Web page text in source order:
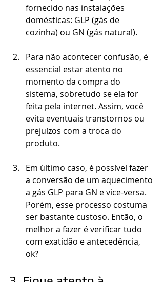
fornecido nas instalações
domésticas: GLP (gás de
cozinha) ou GN (gás natural).
Para não acontecer confusão, é
essencial estar atento no
momento da compra do
sistema, sobretudo se ela for
feita pela internet. Assim, você
evita eventuais transtornos ou
prejuízos com a troca do
produto.
Em último caso, é possível fazer
a conversão de um aquecimento
a gás GLP para GN e vice-versa.
Porém, esse processo costuma
ser bastante custoso. Então, o
melhor a fazer é verificar tudo
com exatidão e antecedência,
ok?